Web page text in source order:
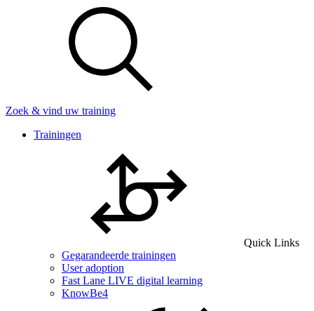
Zoek & vind uw training
Trainingen
Quick Links
Gegarandeerde trainingen
User adoption
Fast Lane LIVE digital learning
KnowBe4